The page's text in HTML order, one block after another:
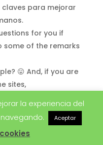
para mejorar
for you if
some of the remarks
😛 And, if you are
sites,
your social
page or twitter
la experiencia del
Aceptar